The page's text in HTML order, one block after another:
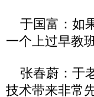
于国富：如
一个上过早教
张春蔚：于
技术带来非常